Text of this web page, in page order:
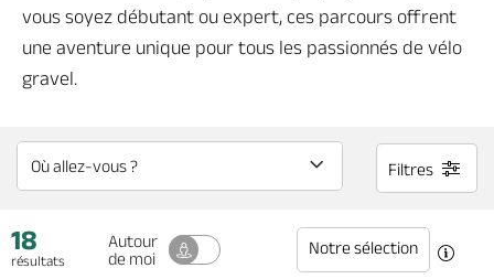
vous soyez débutant ou expert, ces parcours offrent
une aventure unique pour tous les passionnés de vélo
gravel.
Filtres
18
résultats
Autour
de moi
Notre sélection